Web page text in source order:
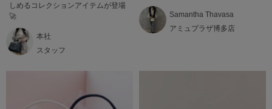
しめるコレクションアイテムが登場
🚀
本社
スタッフ
Samantha Thavasa
アミュプラザ博多店